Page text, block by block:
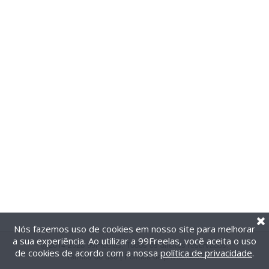
@2014-2026 99Freelas. Todos os direitos reservados.
Termos de uso| Política de privacidade
Nós fazemos uso de cookies em nosso site para melhorar
a sua experiência. Ao utilizar a 99Freelas, você aceita o uso
de cookies de acordo com a nossa política de privacidade.